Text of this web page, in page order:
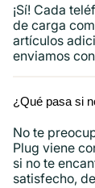
¡Sí! Cada
de carga
artículos
enviamos
¿Qué pasa si
No te
Plug viene
si no te
satisfecho,